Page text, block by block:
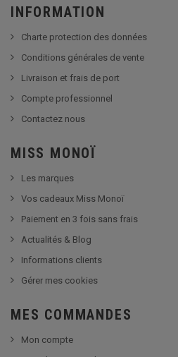
INFORMATION
Charte protection des données
Conditions générales de vente
Livraison et frais de port
Compte professionnel
Contactez nous
MISS MONOÏ
Les marques
Vos cadeaux Miss Monoï
Paiement en 3 fois sans frais
Actualités & Blog
Informations clients
Gérer mes cookies
MES COMMANDES
Mon compte